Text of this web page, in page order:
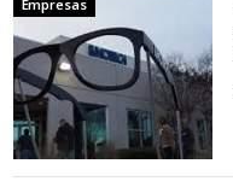
Empresas